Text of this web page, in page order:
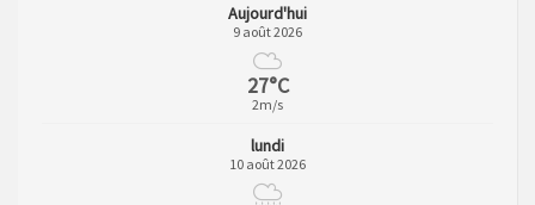
Aujourd'hui
9 août 2026
27°C
2m/s
lundi
10 août 2026